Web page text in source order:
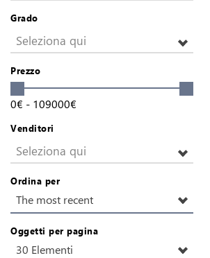
Grado
Seleziona qui
Prezzo
0€ - 109000€
Venditori
Seleziona qui
Ordina per
The most recent
Oggetti per pagina
30 Elementi